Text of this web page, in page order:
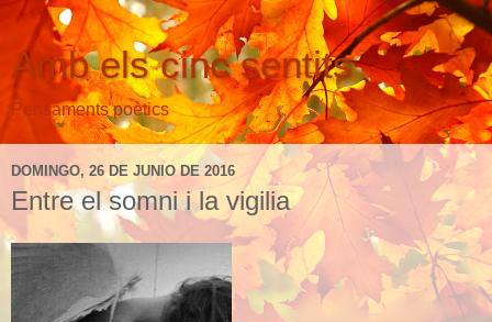
Amb els cinc sentits
Pensaments poètics
DOMINGO, 26 DE JUNIO DE 2016
Entre el somni i la vigilia